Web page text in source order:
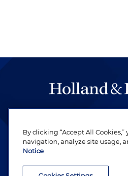
By clicking “Accept All
navigation, analyze site usage,
Notice